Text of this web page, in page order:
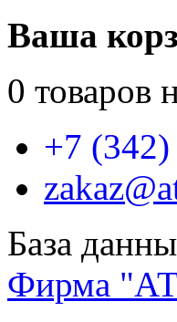
Ваша
0 товаров
+7
База
Фирма